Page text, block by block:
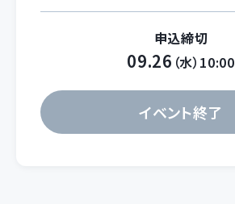
申込締切
09.26 （水）10:00
イベント終了